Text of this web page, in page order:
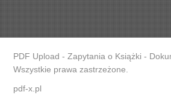
PDF Upload - Zapytania o Książki -
Wszystkie prawa zastrzeżone.
pdf-x.pl